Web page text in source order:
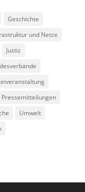
Geschichte
und Netze
Justiz
Pressemitteilungen
Umwelt